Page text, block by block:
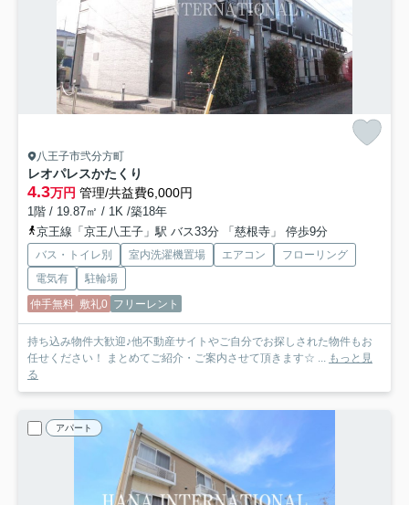
八王子市弐分方町
レオパレスかたくり
4.3万円 管理/共益費6,000円
1階 / 19.87㎡ / 1K /築18年
京王線「京王八王子」駅 バス33分 「慈根寺」 停歩9分
バス・トイレ別 室内洗濯機置場 エアコン
フローリング
電気有
駐輪場
仲手無料 敷礼0 フリーレント
持ち込み物件大歓迎♪他不動産サイトやご自分でお探しされた物件もお
任せください！ まとめてご紹介・ご案内させて頂きます☆ ...
もっと見
る
アパート